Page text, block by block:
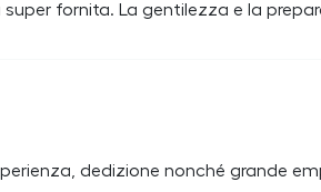
fornita. La gentilezza e la
dedizione nonché grande